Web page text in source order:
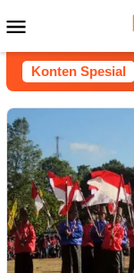
ke
kontenMobile
Konten Spesial
hingga Potensi